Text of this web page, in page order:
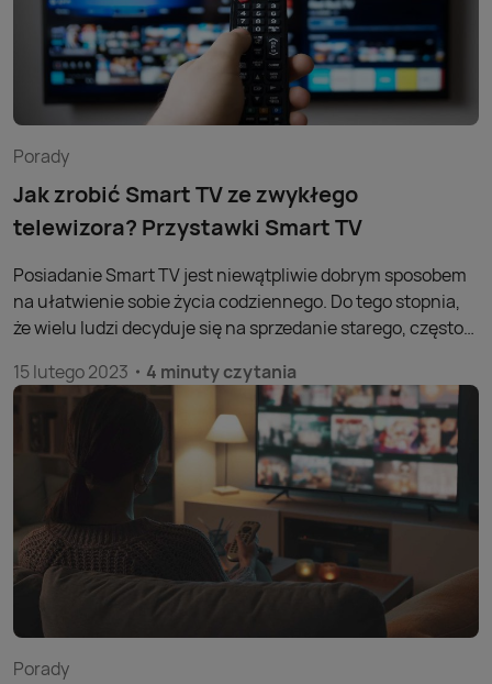
Porady
Jak zrobić Smart TV ze zwykłego
telewizora? Przystawki Smart TV
Posiadanie Smart TV jest niewątpliwie dobrym sposobem
na ułatwienie sobie życia codziennego. Do tego stopnia,
że wielu ludzi decyduje się na sprzedanie starego, często
bardziej zaawansowane technologicznie urządzenie.
Okazuje się, że jest to spory błąd, który kosztuje wiele
pieniędzy, bo lepiej i taniej jest kupić samą przystawkę
Smart TV. Czym są i jak je wykorzystywać?
15 lutego 2023 4 minuty czytania
Porady